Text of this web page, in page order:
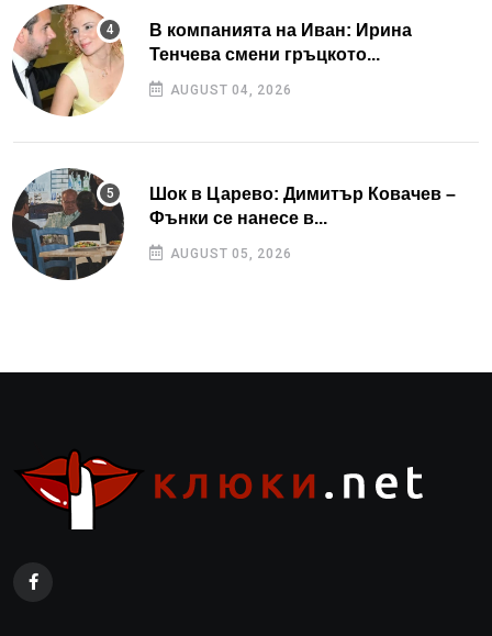
В компанията на Иван: Ирина
Тенчева смени гръцкото...
AUGUST 04, 2026
Шок в Царево: Димитър Ковачев –
Фънки се нанесе в...
AUGUST 05, 2026